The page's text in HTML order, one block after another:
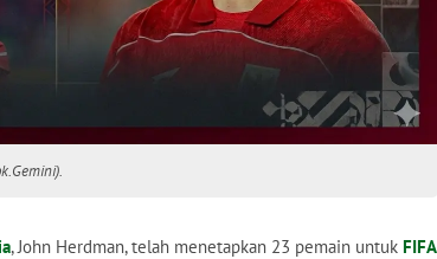
, John Herdman, telah menetapkan 23 pemain untuk FIFA